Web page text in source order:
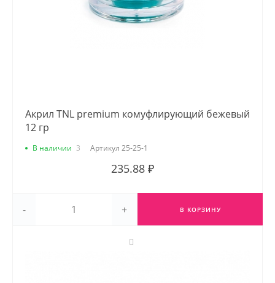
Акрил TNL premium комуфлирующий бежевый
12 гр
В наличии 3 Артикул 25-25-1
235.88 ₽
- + В КОРЗИНУ